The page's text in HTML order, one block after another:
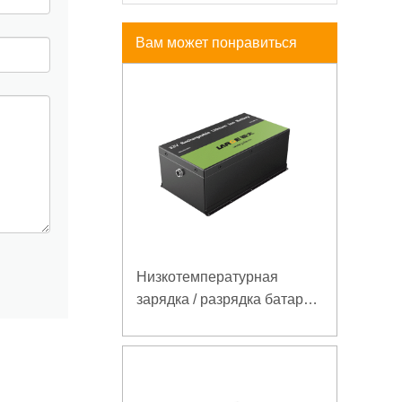
Вам может понравиться
Низкотемпературная
зарядка / разрядка батареи
базовой станции